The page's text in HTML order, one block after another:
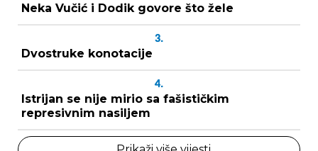
Neka Vučić i Dodik govore što žele
3.
Dvostruke konotacije
4.
Istrijan se nije mirio sa fašističkim
represivnim nasiljem